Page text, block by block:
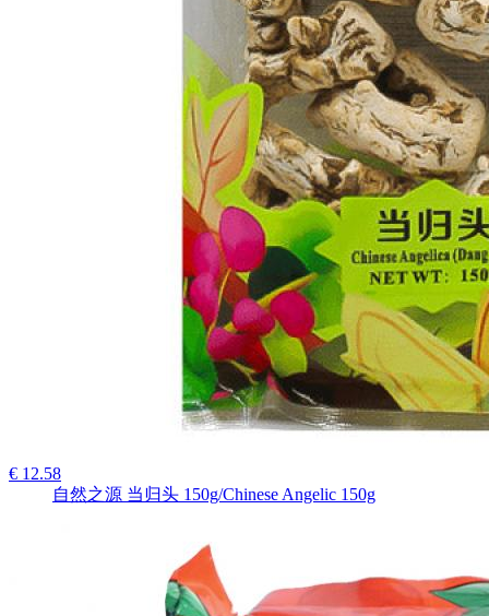
€ 12.58
自然之源 当归头 150g/Chinese Angelic 150g